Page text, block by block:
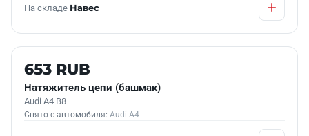
На складе Навес
Б/У В НАЛИЧИИ
653 RUB
Натяжитель цепи (башмак)
Audi A4 B8
Снято с автомобиля: Audi A4